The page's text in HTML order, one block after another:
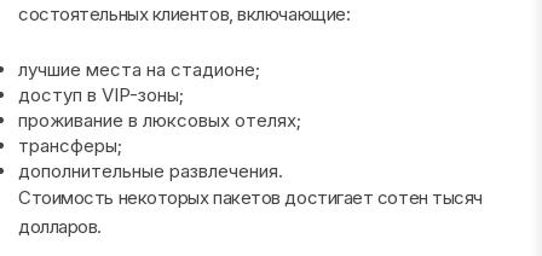
состоятельных клиентов, включающие:
лучшие места на стадионе;
доступ в VIP-зоны;
проживание в люксовых отелях;
трансферы;
дополнительные развлечения.
Стоимость некоторых пакетов достигает сотен тысяч
долларов.